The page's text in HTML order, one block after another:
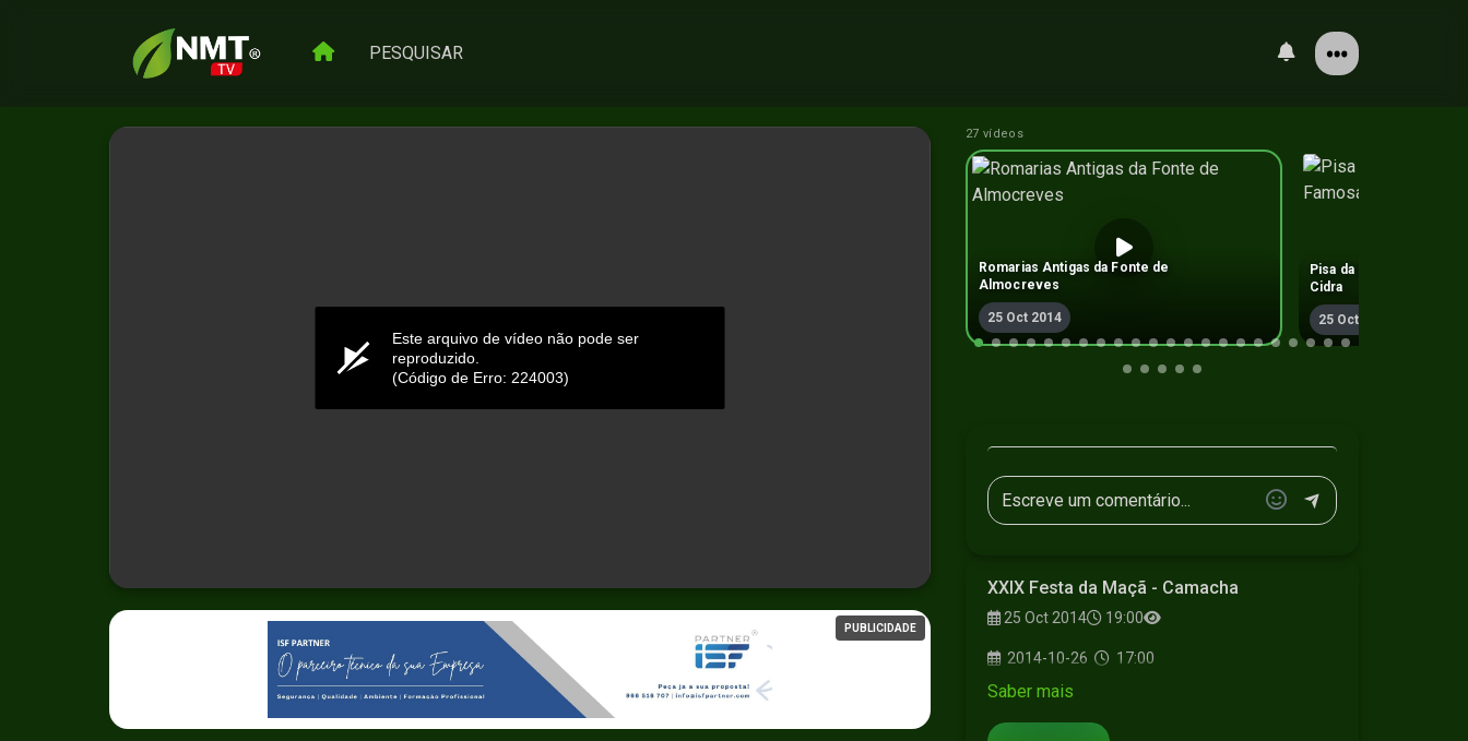
PESQUISAR
seconds
of
Este arquivo de vídeo não pode ser
reproduzido.
(Código de Erro: 224003)
PUBLICIDADE
27 vídeos
Romarias Antigas da Fonte de
Almocreves
25 Oct 2014
Pisa da Maçã para a
Cidra
25 Oct 2014
XXIX Festa da Maçã - Camacha
25 Oct 2014 19:00
2014-10-26 17:00
Saber mais